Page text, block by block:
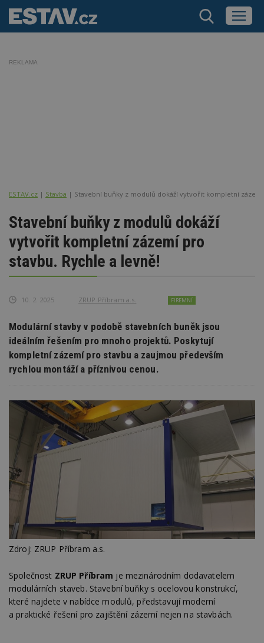
REKLAMA
ESTAV.cz Stavba Stavební buňky z modulů dokáží vytvořit kompletní
Stavební buňky z modulů dokáží
vytvořit kompletní zázemí pro
stavbu. Rychle a levně!
10. 2. 2025 ZRUP Příbram a.s. FIREMNÍ
Modulární stavby v podobě stavebních buněk jsou
ideálním řešením pro mnoho projektů. Poskytují
kompletní zázemí pro stavbu a zaujmou především
rychlou montáží a příznivou cenou.
Zdroj: ZRUP Příbram a.s.
Společnost ZRUP Příbram je mezinárodním dodavatelem
modulárních staveb. Stavební buňky s ocelovou konstrukcí,
které najdete v nabídce modulů, představují moderní
a praktické řešení pro zajištění zázemí nejen na stavbách.